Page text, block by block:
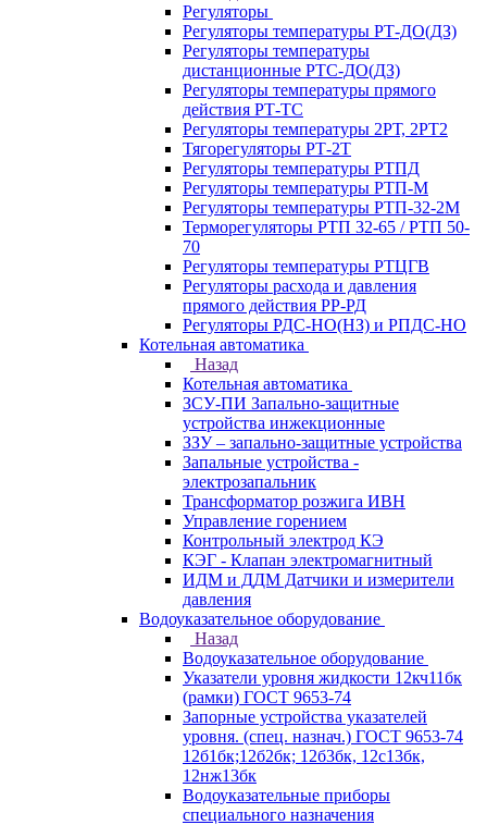
Регуляторы
Регуляторы температуры РТ-ДО(ДЗ)
Регуляторы температуры
дистанционные РТС-ДО(ДЗ)
Регуляторы температуры прямого
действия РТ-ТС
Регуляторы температуры 2РТ, 2РT2
Тягорегуляторы РТ-2Т
Регуляторы температуры РТПД
Регуляторы температуры РТП-M
Регуляторы температуры РТП-32-2М
Терморегуляторы РТП 32-65 / РТП 50-
70
Регуляторы температуры РТЦГВ
Регуляторы расхода и давления
прямого действия РР-РД
Регуляторы РДС-НО(НЗ) и РПДС-НО
Котельная автоматика
Назад
Котельная автоматика
ЗСУ-ПИ Запально-защитные
устройства инжекционные
ЗЗУ – запально-защитные устройства
Запальные устройства -
электрозапальник
Трансформатор розжига ИВН
Управление горением
Контрольный электрод КЭ
КЭГ - Клапан электромагнитный
ИДМ и ДДМ Датчики и измерители
давления
Водоуказательное оборудование
Назад
Водоуказательное оборудование
Указатели уровня жидкости 12кч11бк
(рамки) ГОСТ 9653-74
Запорные устройства указателей
уровня. (спец. назнач.) ГОСТ 9653-74
12б1бк;12б2бк; 12б3бк, 12с13бк,
12нж13бк
Водоуказательные приборы
специального назначения